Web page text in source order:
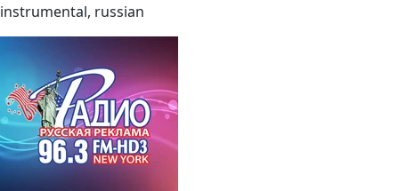
instrumental, russian